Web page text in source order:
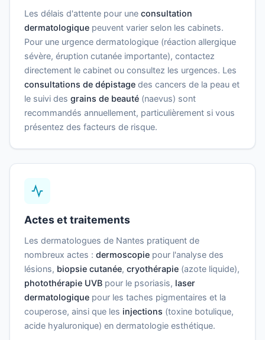
Les délais d'attente pour une consultation
dermatologique peuvent varier selon les cabinets.
Pour une urgence dermatologique (réaction allergique
sévère, éruption cutanée importante), contactez
directement le cabinet ou consultez les urgences. Les
consultations de dépistage des cancers de la peau et
le suivi des grains de beauté (naevus) sont
recommandés annuellement, particulièrement si vous
présentez des facteurs de risque.
Actes et traitements
Les dermatologues de Nantes pratiquent de
nombreux actes : dermoscopie pour l'analyse des
lésions, biopsie cutanée, cryothérapie (azote liquide),
photothérapie UVB pour le psoriasis, laser
dermatologique pour les taches pigmentaires et la
couperose, ainsi que les injections (toxine botulique,
acide hyaluronique) en dermatologie esthétique.